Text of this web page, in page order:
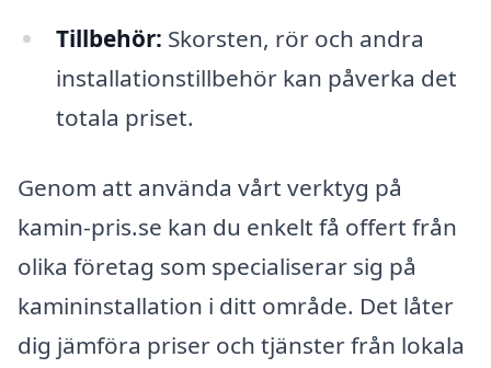
Tillbehör: Skorsten, rör och andra
installationstillbehör kan påverka det
totala priset.
Genom att använda vårt verktyg på
kamin-pris.se kan du enkelt få offert från
olika företag som specialiserar sig på
kamininstallation i ditt område. Det låter
dig jämföra priser och tjänster från lokala